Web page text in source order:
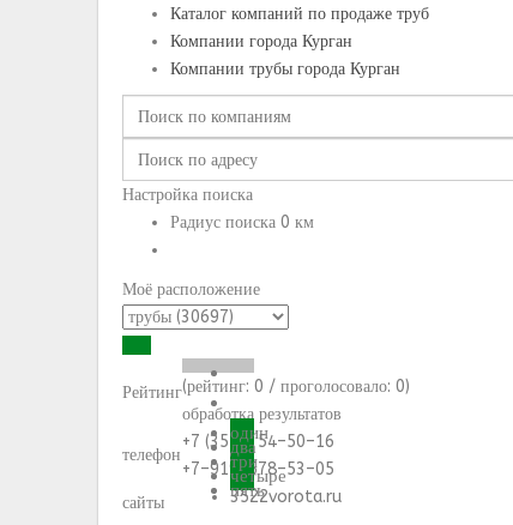
Каталог компаний по продаже труб
Компании города Курган
Компании трубы города Курган
Настройка поиска
Радиус поиска 0 км
Моё расположение
Рейтинг
один
два
три
четыре
пять
(рейтинг: 0 / проголосовало: 0)
обработка результатов
телефон
+7 (3522) 54–50–16
+7–919–578–53–05
сайты
3522vorota.ru